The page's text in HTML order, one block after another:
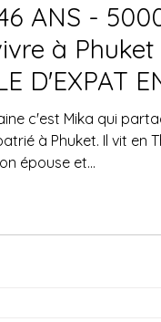
ANS -
à
D'EXPAT
c'est Mika qui
depuis 7
épouse et...